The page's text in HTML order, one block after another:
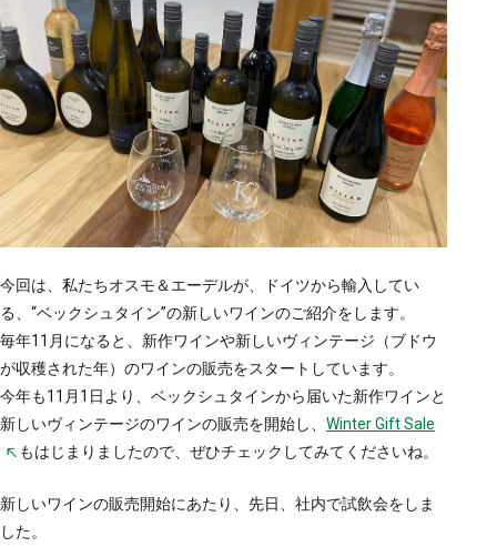
お問い合わせ・資料請求
ショールーム予約
兵庫本社
0794-72-2001
東京支社
03-6279-4971
平日10:00～17:00
今回は、私たちオスモ＆エーデルが、ドイツから輸入してい
る、“ベックシュタイン”の新しいワインのご紹介をします。
毎年11月になると、新作ワインや新しいヴィンテージ（ブドウ
が収穫された年）のワインの販売をスタートしています。
今年も11月1日より、ベックシュタインから届いた新作ワインと
新しいヴィンテージのワインの販売を開始し、 Winter Gift Sale
もはじまりましたので、ぜひチェックしてみてくださいね。
新しいワインの販売開始にあたり、先日、社内で試飲会をしま
した。